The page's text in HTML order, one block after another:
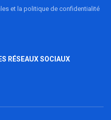
et la politique de confidentialité
RÉSEAUX SOCIAUX